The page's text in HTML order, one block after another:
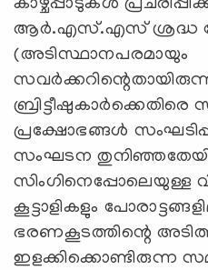
കാഴ്ചപ്പാടുകള്‍
ആര്‍.എസ്.എസ് ശ്രദ്ധ
(അടിസ്ഥാനപരമായും
പ്രക്ഷോഭങ്ങള്‍
സംഘടന
സിംഗിനെപ്പോലെയുള്ള
കൂട്ടാളികളും
ഭരണകൂടത്തിന്റെ
ഇളക്കിക്കൊണ്ടിരുന്ന